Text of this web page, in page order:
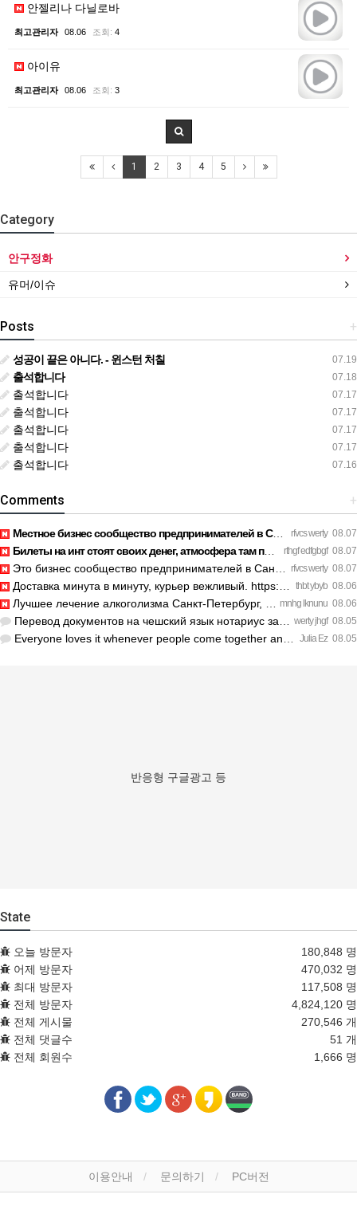
안젤리나 다닐로바
최고관리자 08.06 조회: 4
아이유
최고관리자 08.06 조회: 3
1 2 3 4 5
Category
안구정화
유머/이슈
+
Posts
07.19
성공이 끝은 아니다. - 윈스턴 처칠
07.18
출석합니다
07.17
출석합니다
07.17
출석합니다
07.17
출석합니다
07.17
출석합니다
07.16
출석합니다
+
Comments
rfvcs werty 08.07
Местное бизнес сообщество предпринимателей в Санкт-Петербург…
rthgf edfgbgf 08.07
Билеты на инт стоят своих денег, атмосфера там просто непере…
rfvcs werty 08.07
Это бизнес сообщество предпринимателей в Санкт-Петербурге эк…
thbt ybyb 08.06
Доставка минута в минуту, курьер вежливый. https://legaldir.…
mnhg lknunu 08.06
Лучшее лечение алкоголизма Санкт-Петербург, специалисты букв…
werty jhgf 08.05
Перевод документов на чешский язык нотариус заверил с первог…
Julia Ez 08.05
Everyone loves it whenever people come together and share op…
반응형 구글광고 등
State
오늘 방문자
180,848 명
어제 방문자
470,032 명
최대 방문자
117,508 명
전체 방문자
4,824,120 명
전체 게시물
270,546 개
전체 댓글수
51 개
전체 회원수
1,666 명
이용안내 문의하기 PC버전